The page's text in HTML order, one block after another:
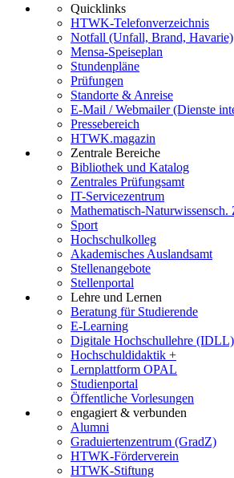
Quicklinks
HTWK-Telefonverzeichnis
Notfall (Unfall, Brand, Havarie)
Mensa-Speiseplan
Stundenpläne
Prüfungen
Standorte & Anreise
E-Mail / Webmailer (Dienste
Pressebereich
HTWK.magazin
Zentrale Bereiche
Bibliothek und Katalog
Zentrales Prüfungsamt
IT-Servicezentrum
Mathematisch-Naturwissensch.
Sport
Hochschulkolleg
Akademisches Auslandsamt
Stellenangebote
Stellenportal
Lehre und Lernen
Beratung für Studierende
E-Learning
Digitale Hochschullehre (IDLL)
Hochschuldidaktik +
Lernplattform OPAL
Studienportal
Öffentliche Vorlesungen
engagiert & verbunden
Alumni
Graduiertenzentrum (GradZ)
HTWK-Förderverein
HTWK-Stiftung